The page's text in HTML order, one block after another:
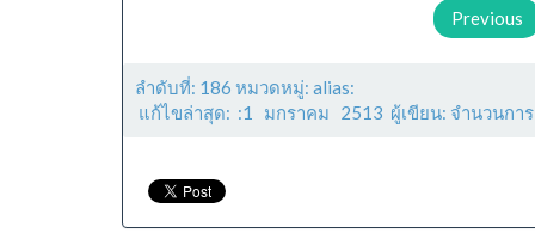
Previous
ลำดับที่: 186 หมวดหมู่: alias:
แก้ไขล่าสุด: :1 มกราคม 2513 ผู้เขียน: จำนวนกา